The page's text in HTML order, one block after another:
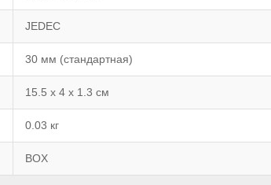
JEDEC
30 мм (стандартная)
15.5 х 4 х 1.3 см
0.03 кг
BOX